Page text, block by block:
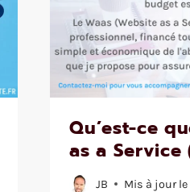
Qu’est-ce
as a Service
JB Mis à jour le